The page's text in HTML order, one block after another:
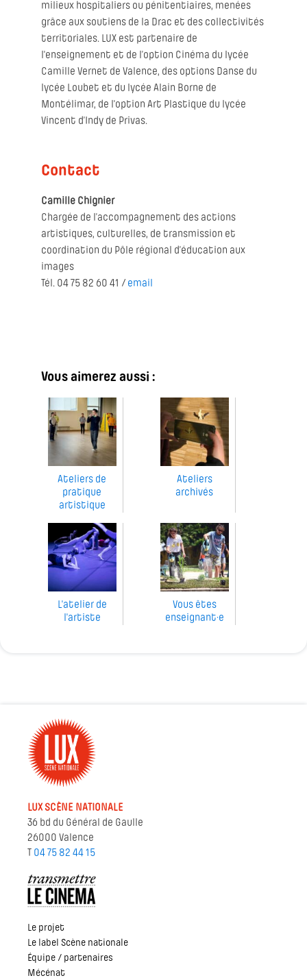
milieux hospitaliers ou pénitentiaires, menées
grâce aux soutiens de la Drac et des collectivités
territoriales. LUX est partenaire de
l'enseignement et de l’option Cinéma du lycée
Camille Vernet de Valence, des options Danse du
lycée Loubet et du lycée Alain Borne de
Montélimar, de l'option Art Plastique du lycée
Vincent d’Indy de Privas.
Contact
Camille Chignier
Chargée de l’accompagnement des actions
artistiques, culturelles, de transmission et
coordination du Pôle régional d’éducation aux
images
Tél. 04 75 82 60 41 / email
Vous aimerez aussi :
Ateliers de
pratique
artistique
Ateliers
archivés
L'atelier de
l'artiste
Vous êtes
enseignant·e
LUX SCÈNE NATIONALE
36 bd du Général de Gaulle
26000 Valence
T 04 75 82 44 15
Le projet
Le label Scène nationale
Équipe / partenaires
Mécénat